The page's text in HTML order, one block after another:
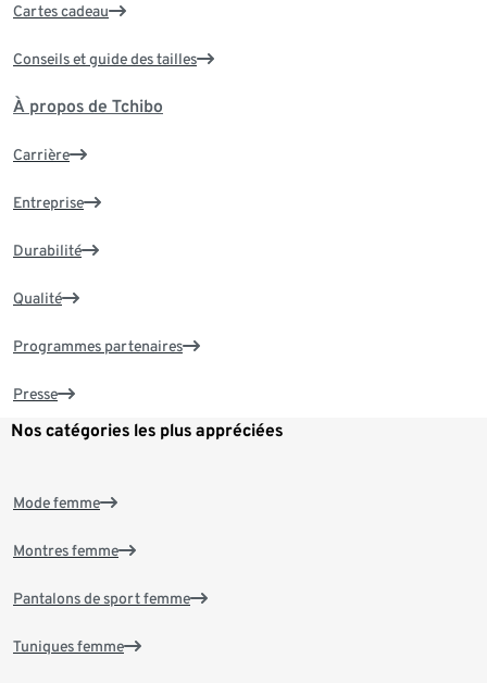
Cartes cadeau
Conseils et guide des tailles
À propos de Tchibo
Carrière
Entreprise
Durabilité
Qualité
Programmes partenaires
Presse
Nos catégories les plus appréciées
Mode femme
Montres femme
Pantalons de sport femme
Tuniques femme